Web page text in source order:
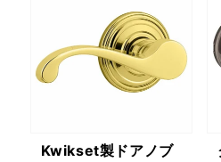
Kwikset製ドアノブ